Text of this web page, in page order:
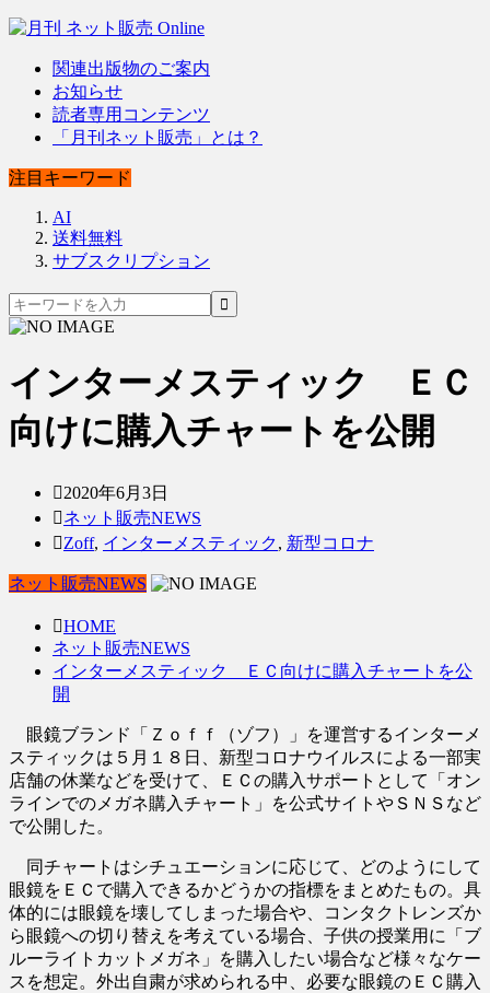
関連出版物のご案内
お知らせ
読者専用コンテンツ
「月刊ネット販売」とは？
注目キーワード
AI
送料無料
サブスクリプション
インターメスティック ＥＣ
向けに購入チャートを公開
2020年6月3日
ネット販売NEWS
Zoff, インターメスティック, 新型コロナ
ネット販売NEWS
HOME
ネット販売NEWS
インターメスティック ＥＣ向けに購入チャートを公
開
眼鏡ブランド「Ｚｏｆｆ（ゾフ）」を運営するインターメ
スティックは５月１８日、新型コロナウイルスによる一部実
店舗の休業などを受けて、ＥＣの購入サポートとして「オン
ラインでのメガネ購入チャート」を公式サイトやＳＮＳなど
で公開した。
同チャートはシチュエーションに応じて、どのようにして
眼鏡をＥＣで購入できるかどうかの指標をまとめたもの。具
体的には眼鏡を壊してしまった場合や、コンタクトレンズか
ら眼鏡への切り替えを考えている場合、子供の授業用に「ブ
ルーライトカットメガネ」を購入したい場合など様々なケー
スを想定。外出自粛が求められる中、必要な眼鏡のＥＣ購入